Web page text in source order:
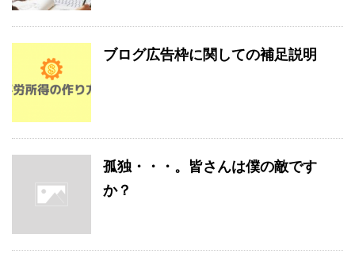
ブログ広告枠に関しての補足説明
孤独・・・。皆さんは僕の敵です
か？